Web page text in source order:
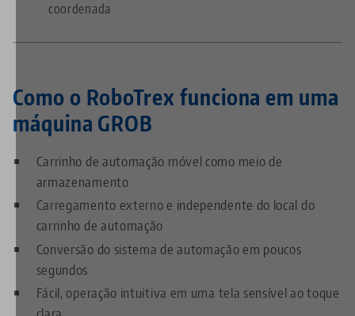
coordenada
Como o RoboTrex funciona em uma
máquina GROB
Carrinho de automação móvel como meio de
armazenamento
Carregamento externo e independente do local do
carrinho de automação
Conversão do sistema de automação em poucos
segundos
Fácil, operação intuitiva em uma tela sensível ao toque